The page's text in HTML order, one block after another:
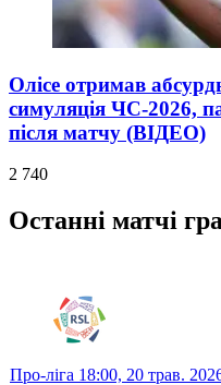
Олісе отримав
симуляція ЧС-2026,
після матчу (ВІДЕО)
2 740
Останні матчі
Про-ліга 18:00, 20 трав.